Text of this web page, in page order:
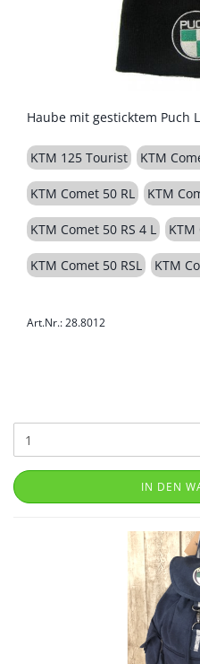
Haube mit gesticktem Puch
KTM 125 Tourist KTM
KTM Comet 50 RL KTM
KTM Comet 50 RS 4 L KTM
KTM Comet 50 RSL KTM
Art.Nr.: 28.8012
IN DEN